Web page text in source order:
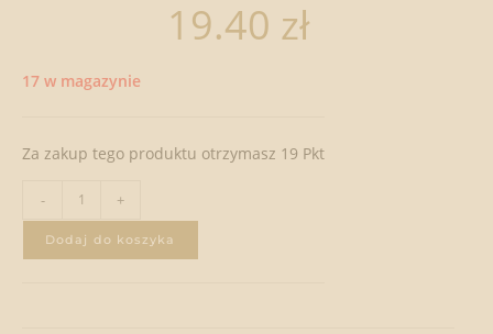
19.40 zł
17 w magazynie
Za zakup tego produktu otrzymasz 19 Pkt
- +
Dodaj do koszyka